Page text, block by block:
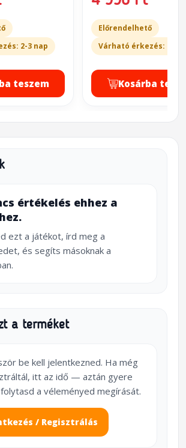
2-3 nap
teszem
Előrendelhető
Várható érkezés: 2-3
Kosárba
értékelés ehhez a
ezt a játékot, írd meg a
és segíts másoknak a
a terméket
be kell jelentkezned. Ha még
itt az idő — aztán gyere
a véleményed megírását.
/ Regisztrálás